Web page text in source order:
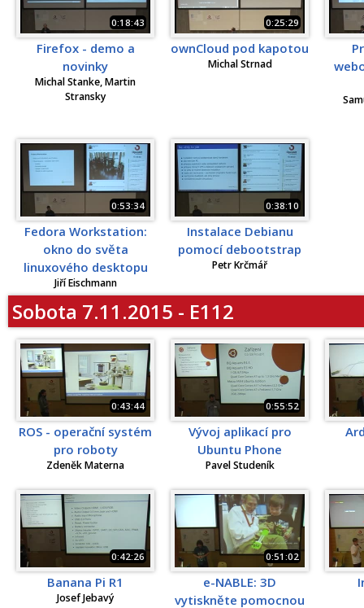
0:18:43
Firefox - demo a
novinky
Michal Stanke, Martin
Stransky
0:25:29
ownCloud pod kapotou
Michal Strnad
0:53:34
Fedora Workstation:
okno do světa
linuxového desktopu
Jiří Eischmann
0:38:10
Instalace Debianu
pomocí debootstrap
Petr Krčmář
Sobota 7.11.2015 - E112
0:43:44
ROS - operační systém
pro roboty
Zdeněk Materna
0:55:52
Vývoj aplikací pro
Ubuntu Phone
Pavel Studeník
0:42:26
Banana Pi R1
Josef Jebavý
0:51:02
e-NABLE: 3D
vytiskněte pomocnou